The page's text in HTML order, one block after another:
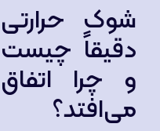
شوک حرارتی
دقیقاً چیست
و چرا اتفاق
می‌افتد؟